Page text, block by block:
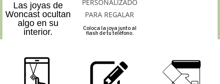
Las joyas de
Woncast ocultan
algo en su
interior.
Coloca la joya junto al
flash de tu teléfono.